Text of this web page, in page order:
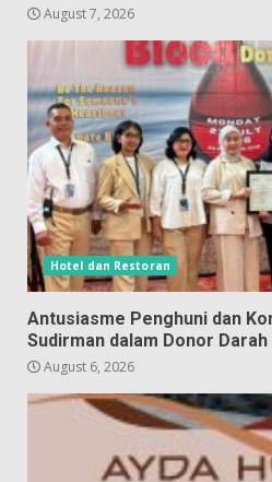
August 7, 2026
Hotel dan Restoran
Antusiasme Penghuni dan
Sudirman dalam Donor
August 6, 2026